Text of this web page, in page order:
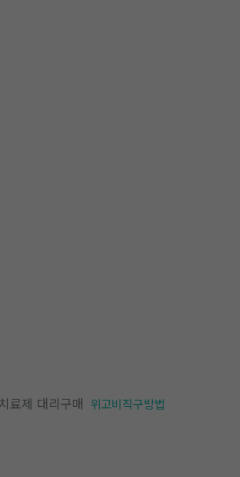
료제 대리구매 위고비직구방법